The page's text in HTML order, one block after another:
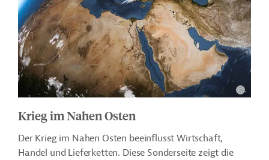
Krieg im Nahen Osten
Der Krieg im Nahen Osten beeinflusst Wirtschaft,
Handel und Lieferketten. Diese Sonderseite zeigt die